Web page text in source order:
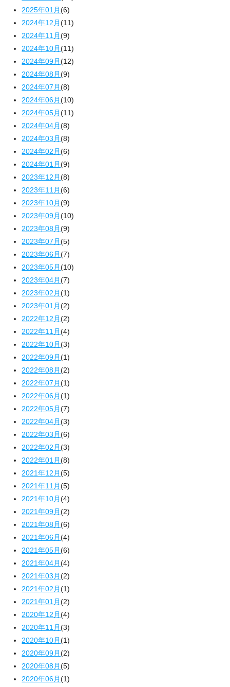
2025年01月(6)
2024年12月(11)
2024年11月(9)
2024年10月(11)
2024年09月(12)
2024年08月(9)
2024年07月(8)
2024年06月(10)
2024年05月(11)
2024年04月(8)
2024年03月(8)
2024年02月(6)
2024年01月(9)
2023年12月(8)
2023年11月(6)
2023年10月(9)
2023年09月(10)
2023年08月(9)
2023年07月(5)
2023年06月(7)
2023年05月(10)
2023年04月(7)
2023年02月(1)
2023年01月(2)
2022年12月(2)
2022年11月(4)
2022年10月(3)
2022年09月(1)
2022年08月(2)
2022年07月(1)
2022年06月(1)
2022年05月(7)
2022年04月(3)
2022年03月(6)
2022年02月(3)
2022年01月(8)
2021年12月(5)
2021年11月(5)
2021年10月(4)
2021年09月(2)
2021年08月(6)
2021年06月(4)
2021年05月(6)
2021年04月(4)
2021年03月(2)
2021年02月(1)
2021年01月(2)
2020年12月(4)
2020年11月(3)
2020年10月(1)
2020年09月(2)
2020年08月(5)
2020年06月(1)